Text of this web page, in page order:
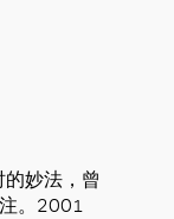
妙法，曾
。2001